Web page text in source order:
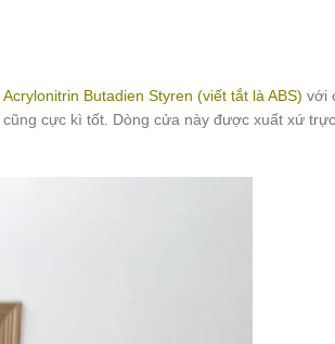
Acrylonitrin Butadien Styren (viết tắt là ABS) với
cực kì tốt. Dòng cửa này được xuất xứ